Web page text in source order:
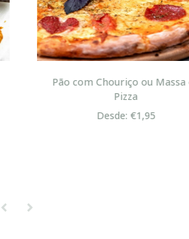
Pão com Chouriço ou Massa
Pizza
Desde: €1,95